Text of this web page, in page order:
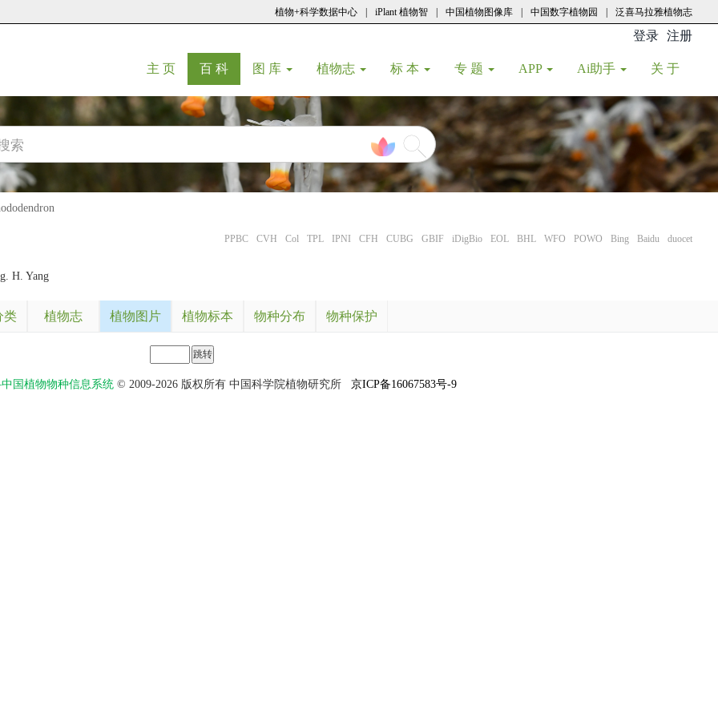
植物+科学数据中心 iPlant 植物智 中国植物图像库 中国数字植物园 泛喜马拉雅植物志
登录 注册
主 页(current)
百 科(current)
图 库 植物志 标 本 专 题 APP Ai助手 关 于
PPBC CVH Col TPL IPNI CFH CUBG GBIF iDigBio EOL BHL WFO POWO Bing Baidu duocet
H. Yang
类 植物志 植物图片 植物标本 物种分布 物种保护
国植物物种信息系统 © 2009-2026 版权所有 中国科学院植物研究所 京ICP备16067583号-9